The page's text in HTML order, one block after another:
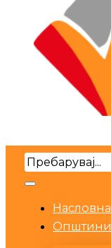
Search
Насловна
Општини